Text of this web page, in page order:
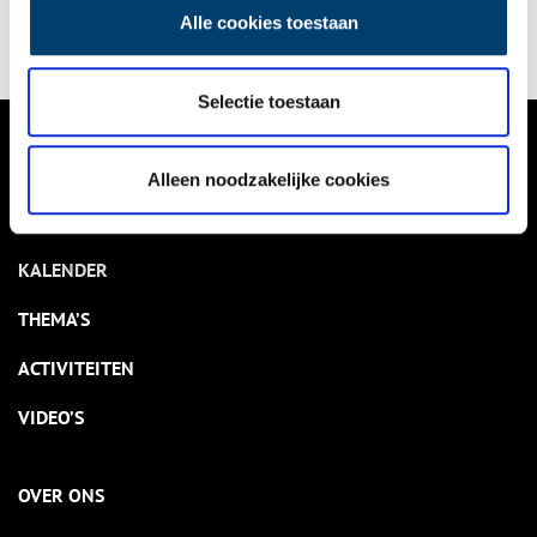
Alle cookies toestaan
Selectie toestaan
Alleen noodzakelijke cookies
voorjaarsvakantie kennis met ‘het menu van de toekomst’ maar
kom ook proeven van het ‘menu van vroeger’!
NIEUWS
KALENDER
THEMA’S
ACTIVITEITEN
VIDEO’S
OVER ONS